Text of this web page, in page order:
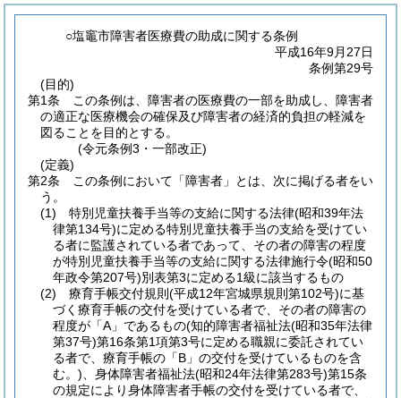
○塩竈市障害者医療費の助成に関する条例
平成16年9月27日
条例第29号
(目的)
第1条
この条例は、障害者の医療費の一部を助成し、障害者
の適正な医療機会の確保及び障害者の経済的負担の軽減を
図ることを目的とする。
(令元条例3・一部改正)
(定義)
第2条
この条例において「障害者」とは、次に掲げる者をい
う。
(1)
特別児童扶養手当等の支給に関する法律(昭和39年法
律第134号)に定める特別児童扶養手当の支給を受けてい
る者に監護されている者であって、その者の障害の程度
が特別児童扶養手当等の支給に関する法律施行令(昭和50
年政令第207号)別表第3に定める1級に該当するもの
(2)
療育手帳交付規則 (平成12年宮城県規則第102号)に基
づく療育手帳の交付を受けている者で、その者の障害の
程度が「A」であるもの(知的障害者福祉法(昭和35年法律
第37号)第16条第1項第3号に定める職親に委託されてい
る者で、療育手帳の「B」の交付を受けているものを含
む。) 、身体障害者福祉法(昭和24年法律第283号)第15条
の規定により身体障害者手帳の交付を受けている者で、